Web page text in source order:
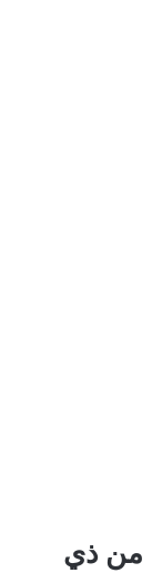
من ذي